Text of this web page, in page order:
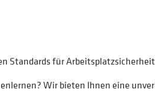
Standards für
Wir bieten Ihnen eine